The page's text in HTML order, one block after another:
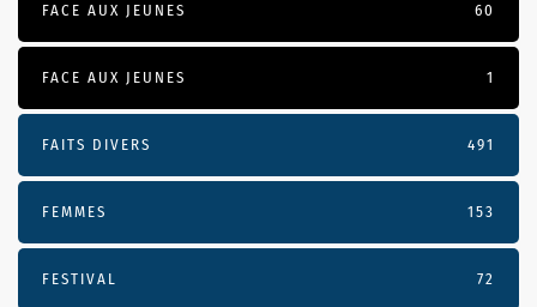
FACE AUX JEUNES 60
FACE AUX JEUNES 1
FAITS DIVERS 491
FEMMES 153
FESTIVAL 72